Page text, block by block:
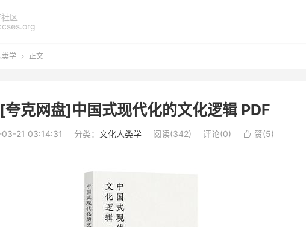
区
类学  正文
[夸克网盘]中国式现代化的文化逻辑 PDF
21 03:14:31 分类： 文化人类学 阅读(342) 评论(0)  赞(5)